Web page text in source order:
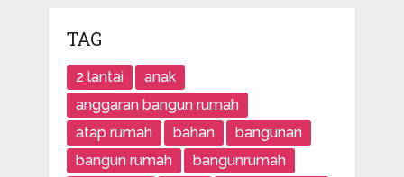
TAG
2 lantai
anak
anggaran bangun rumah
atap rumah
bahan
bangunan
bangun rumah
bangunrumah